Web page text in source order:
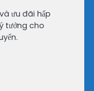
ưu đãi hấp
tưởng cho